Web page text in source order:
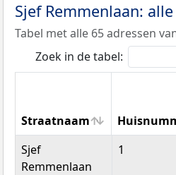
Sjef Remmenlaan:
Tabel met alle 65 adressen
Zoek in de tabel:
Straatnaam
Straatnaam
Sjef
Remmenlaan
1